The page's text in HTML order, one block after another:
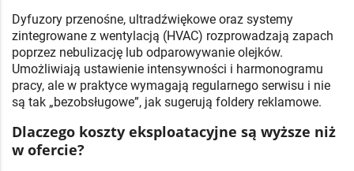
Dyfuzory przenośne, ultradźwiękowe oraz systemy
zintegrowane z wentylacją (HVAC) rozprowadzają zapach
poprzez nebulizację lub odparowywanie olejków.
Umożliwiają ustawienie intensywności i harmonogramu
pracy, ale w praktyce wymagają regularnego serwisu i nie
są tak „bezobsługowe”, jak sugerują foldery reklamowe.
Dlaczego koszty eksploatacyjne są wyższe niż
w ofercie?